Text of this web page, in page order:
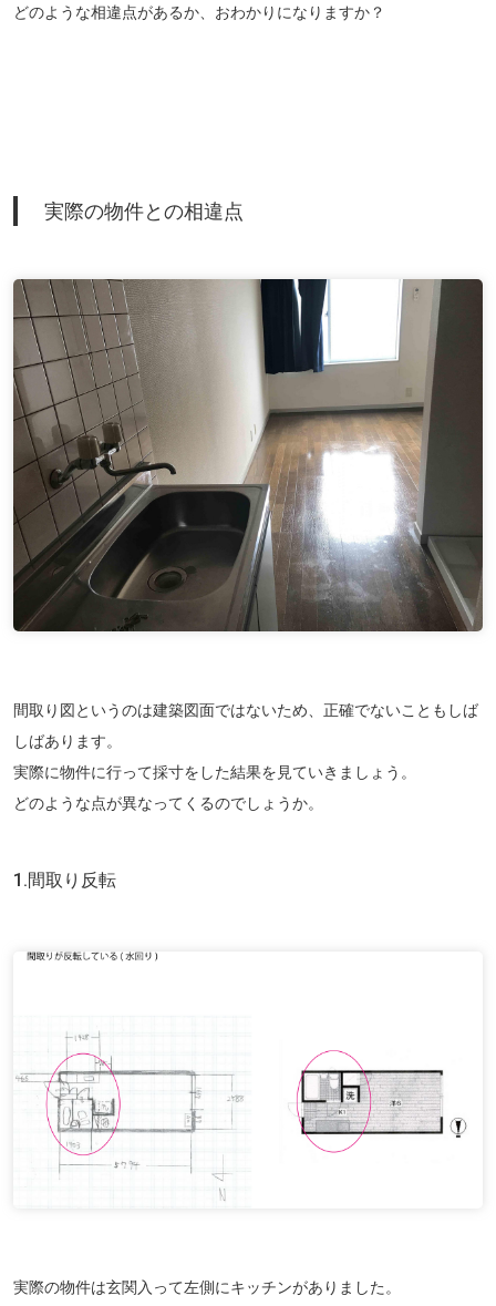
どのような相違点があるか、おわかりになりますか？
実際の物件との相違点
間取り図というのは建築図面ではないため、正確でないこともしば
しばあります。
実際に物件に行って採寸をした結果を見ていきましょう。
どのような点が異なってくるのでしょうか。
1.間取り反転
実際の物件は玄関入って左側にキッチンがありました。